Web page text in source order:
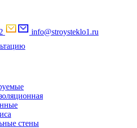
info@stroysteklo1.ru
стены